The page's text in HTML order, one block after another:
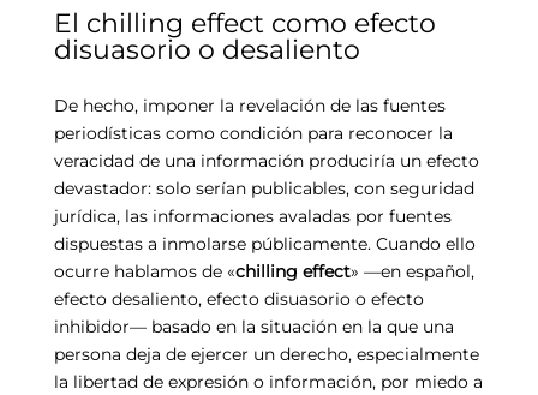
El chilling effect como efecto
disuasorio o desaliento
De hecho, imponer la revelación de las fuentes
periodísticas como condición para reconocer la
veracidad de una información produciría un efecto
devastador: solo serían publicables, con seguridad
jurídica, las informaciones avaladas por fuentes
dispuestas a inmolarse públicamente. Cuando ello
ocurre hablamos de «chilling effect» —en español,
efecto desaliento, efecto disuasorio o efecto
inhibidor— basado en la situación en la que una
persona deja de ejercer un derecho, especialmente
la libertad de expresión o información, por miedo a